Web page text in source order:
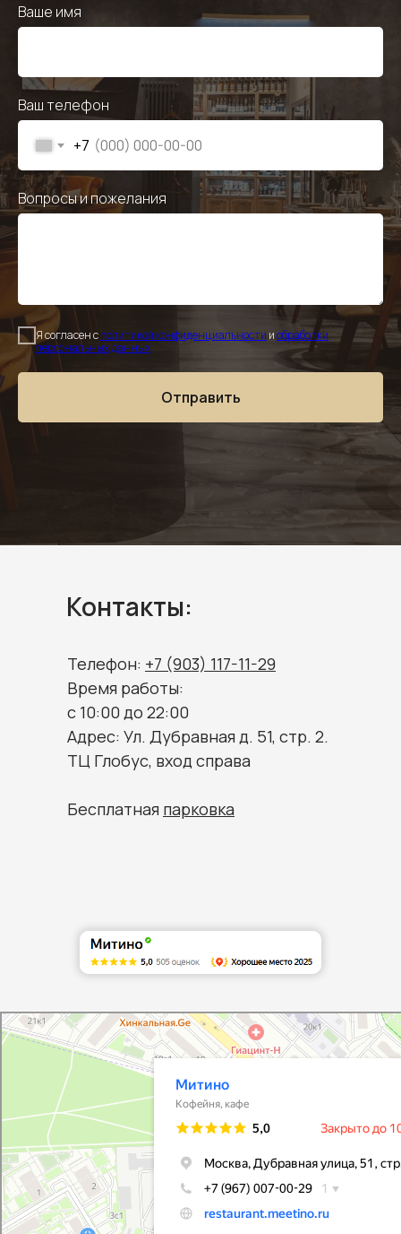
Ваше имя
Ваш телефон
+7
Вопросы и пожелания
Я согласен сполитикой конфиденциальности иобработки
персональных данных
Отправить
Митино
Ресторан в Москве
Банкетный зал в Москве
Контакты:
Телефон: +7 (903) 117-11-29
Время работы:
c 10:00 до 22:00
Адрес: Ул. Дубравная д. 51, стр. 2.
ТЦ Глобус, вход справа
Бесплатная парковка